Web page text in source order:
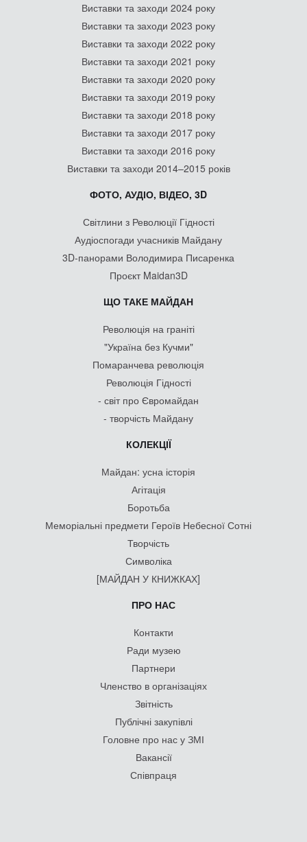
Виставки та заходи 2024 року
Виставки та заходи 2023 року
Виставки та заходи 2022 року
Виставки та заходи 2021 року
Виставки та заходи 2020 року
Виставки та заходи 2019 року
Виставки та заходи 2018 року
Виставки та заходи 2017 року
Виставки та заходи 2016 року
Виставки та заходи 2014–2015 років
ФОТО, АУДІО, ВІДЕО, 3D
Світлини з Революції Гідності
Аудіоспогади учасників Майдану
3D-панорами Володимира Писаренка
Проєкт Maidan3D
ЩО ТАКЕ МАЙДАН
Революція на граніті
"Україна без Кучми"
Помаранчева революція
Революція Гідності
- світ про Євромайдан
- творчість Майдану
КОЛЕКЦІЇ
Майдан: усна історія
Агітація
Боротьба
Меморіальні предмети Героїв Небесної Сотні
Творчість
Символіка
[МАЙДАН У КНИЖКАХ]
ПРО НАС
Контакти
Ради музею
Партнери
Членство в організаціях
Звітність
Публічні закупівлі
Головне про нас у ЗМІ
Вакансії
Співпраця